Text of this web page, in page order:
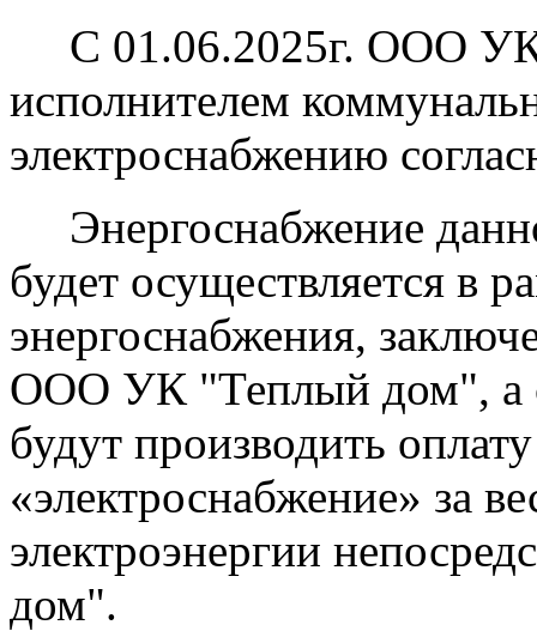
С 01.06.2025г. ООО УК
исполнителем
электроснабжению
Энергоснабжение
будет осуществляется в
энергоснабжения,
ООО УК "Теплый дом", а
будут производить
«электроснабжение» за
электроэнергии
дом".